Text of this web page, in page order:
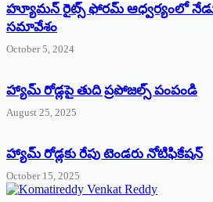
హ్యూమన్‌ రైట్స్‌ ఫోరమ్‌ ఆధ్వర్యంలో
సమావేశం
October 5, 2024
హ్యామ్‌ రోడ్లపై తుది ప్రపోజల్స్‌ పంపండి
August 25, 2025
హ్యామ్‌ రోడ్లకు రేపు టెండరు నోటిఫికేషన్‌
October 15, 2025